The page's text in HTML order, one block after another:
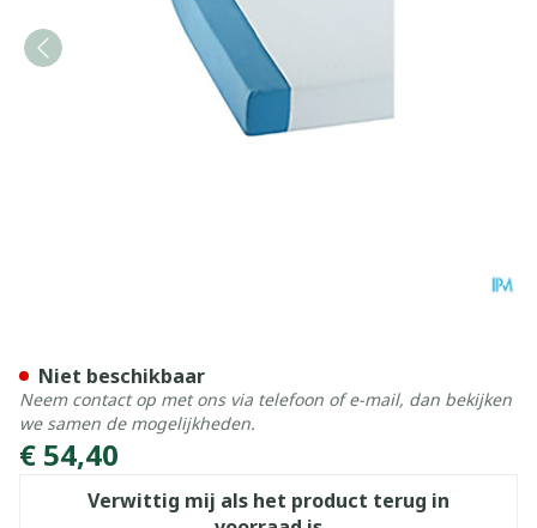
€ 54,40
Verwittig mij als het product terug in
Niet beschikbaar
Neem contact op met ons via telefoon of e-mail, dan bekijken
we samen de mogelijkheden.